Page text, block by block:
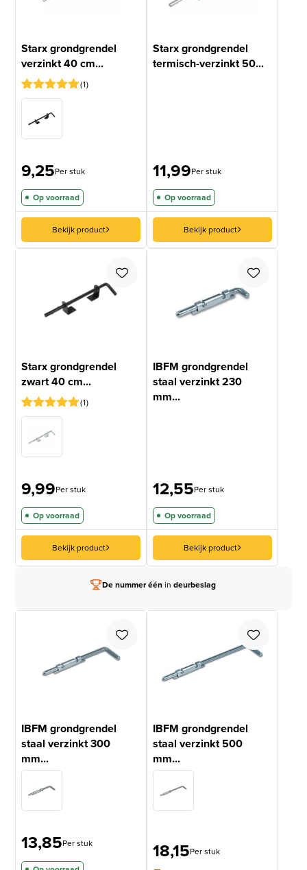
Starx grondgrendel
verzinkt 40 cm...
Gewaardeerd
op 5
gebaseerd
1
1
9,25Per stuk
Op voorraad
Bekijk product
Starx grondgrendel
termisch-verzinkt 50...
11,99Per stuk
Op voorraad
Bekijk product
Starx grondgrendel
zwart 40 cm...
Gewaardeerd
op 5
gebaseerd
1
1
9,99Per stuk
Op voorraad
Bekijk product
IBFM grondgrendel
staal verzinkt 230
mm...
12,55Per stuk
Op voorraad
Bekijk product
Vóór 15.00 besteld,vandaag verzonden
IBFM grondgrendel
staal verzinkt 300
mm...
13,85Per stuk
IBFM grondgrendel
staal verzinkt 500
mm...
18,15Per stuk